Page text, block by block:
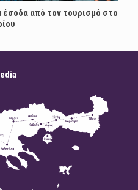
από τον τουρισμό στο